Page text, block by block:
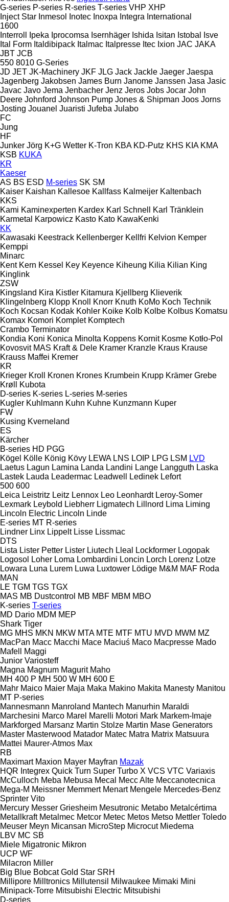
G-series P-series R-series T-series VHP XHP
Inject Star Inmesol Inotec Inoxpa Integra International
1600
Interroll
Ipeka Iprocomsa Isernhäger Ishida Isitan Istobal
Isve
Ital Form Italdibipack Italmac Italpresse Itec Ixion JAC JAKA
JBT JCB
550 8010 G-Series
JD JET JK-Machinery JKF JLG Jack Jackle Jaeger Jaespa
Jagenberg Jakobsen James Burn Janome Janssen Jasa Jasic
Javac Javo Jema Jenbacher Jenz Jeros Jobs Jocar John
Deere Johnford Johnson Pump Jones & Shipman Joos Jorns
Josting Jouanel Juaristi Jufeba Julabo
FC
Jung
HF
Junker Jörg K+G Wetter K-Tron KBA KD-Putz KHS KIA KMA
KSB KUKA
KR
Kaeser
AS BS ESD M-series SK SM
Kaiser Kaishan Kallesoe Kallfass Kalmeijer Kaltenbach
KKS
Kami Kaminexperten Kardex Karl Schnell
Karl Tränklein
Karmetal
Karpowicz Kasto Kato KawaKenki
KK
Kawasaki Keestrack Kellenberger Kellfri Kelvion Kemper
Kemppi
Minarc
Kent Kern Kessel Key Keyence Kiheung Kilia Kilian King
Kinglink
ZSW
Kingsland Kira Kistler Kitamura Kjellberg Klieverik
Klingelnberg Klopp Knoll Knorr Knuth KoMo Koch Technik
Koch Kocsan Kodak Kohler Koike Kolb Kolbe Kolbus Komatsu
Komax Komori Komplet Komptech
Crambo Terminator
Kondia Koni Konica Minolta Koppens Kornit Kosme Kotło-Pol
Kovosvit MAS Kraft & Dele Kramer Kranzle Kraus Krause
Krauss Maffei Kremer
KR
Krieger Kroll Kronen Krones Krumbein Krupp Krämer Grebe
Krøll
Kubota
D-series K-series L-series M-series
Kugler Kuhlmann Kuhn Kuhne Kunzmann Kuper
FW
Kusing Kverneland
ES
Kärcher
B-series HD PGG
Kögel Kölle König Kövy LEWA LNS LOIP LPG LSM LVD
Laetus Lagun Lamina Landa Landini Lange Langguth Laska
Lastek Lauda Leadermac Leadwell Ledinek Lefort
500 600
Leica Leistritz Leitz Lennox Leo Leonhardt Leroy-Somer
Lexmark Leybold Liebherr Ligmatech Lillnord Lima Liming
Lincoln Electric Lincoln Linde
E-series MT R-series
Lindner Linx Lippelt Lisse Lissmac
DTS
Lista Lister Petter Lister Liutech Lleal Lockformer Logopak
Logosol
Loher Loma Lombardini Loncin Lorch Lorenz Lotze
Lowara Luna Lurem Luwa Luxtower Lödige M&M MAF Roda
MAN
LE TGM TGS TGX
MAS MB Dustcontrol MB MBF MBM MBO
K-series T-series
MD Dario MDM MEP
Shark Tiger
MG MHS MKN MKW MTA MTE MTF MTU MVD MWM MZ
MacPan Macc Macchi Mace Maciuś Maco Macpresse Mado
Mafell
Maggi
Junior Variosteff
Magna Magnum Magurit Maho
MH 400 P MH 500 W MH 600 E
Mahr Maico Maier Maja Maka Makino Makita Manesty Manitou
MT P-series
Mannesmann Manroland Mantech Manurhin Maraldi
Marchesini Marco Marel Marelli Motori Mark Markem-Imaje
Markforged Marsanz Martin Stolze Martin Mase Generators
Master Masterwood Matador Matec Matra Matrix Matsuura
Mattei Maurer-Atmos Max
RB
Maximart Maxion Mayer Mayfran Mazak
HQR Integrex Quick Turn Super Turbo X VCS VTC Variaxis
McCulloch Meba Mebusa Mecal Mecc Alte Meccanotecnica
Mega-M Meissner Memmert Menart Mengele Mercedes-Benz
Sprinter Vito
Mercury Messer Griesheim Mesutronic Metabo Metalcértima
Metallkraft Metalmec Metcor Metec Metos Metso Mettler Toledo
Meuser Meyn Micansan MicroStep Microcut Miedema
LBV MC SB
Miele Migatronic Mikron
UCP WF
Milacron Miller
Big Blue Bobcat Gold Star SRH
Millipore Milltronics Millutensil Milwaukee Mimaki Mini
Minipack-Torre Mitsubishi Electric Mitsubishi
D-series